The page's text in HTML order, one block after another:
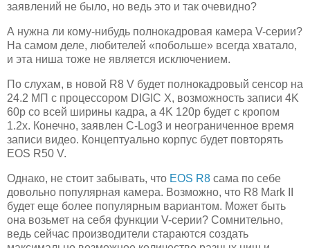
заявлений не было, но ведь это и так очевидно?
А нужна ли кому-нибудь полнокадровая камера V-серии?
На самом деле, любителей «побольше» всегда хватало,
и эта ниша тоже не является исключением.
По слухам, в новой R8 V будет полнокадровый сенсор на
24.2 МП с процессором DIGIC X, возможность записи 4K
60p со всей ширины кадра, а 4K 120p будет с кропом
1.2x. Конечно, заявлен C-Log3 и неограниченное время
записи видео. Концептуально корпус будет повторять
EOS R50 V.
Однако, не стоит забывать, что EOS R8 сама по себе
довольно популярная камера. Возможно, что R8 Mark II
будет еще более популярным вариантом. Может быть
она возьмет на себя функции V-серии? Сомнительно,
ведь сейчас производители стараются создать